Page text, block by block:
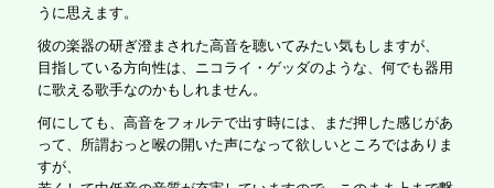
うに思えます。
彼の楽器の研ぎ澄まされた高音を聴いてみたい気もしますが、
目指している方向性は、ニコライ・ゲッダのような、何でも器用
に歌える歌手なのかもしれません。
何にしても、高音をフォルテで出す時には、まだ押した感じがあ
って、所謂おっと喉の開いた声になって欲しいところではありま
すが、